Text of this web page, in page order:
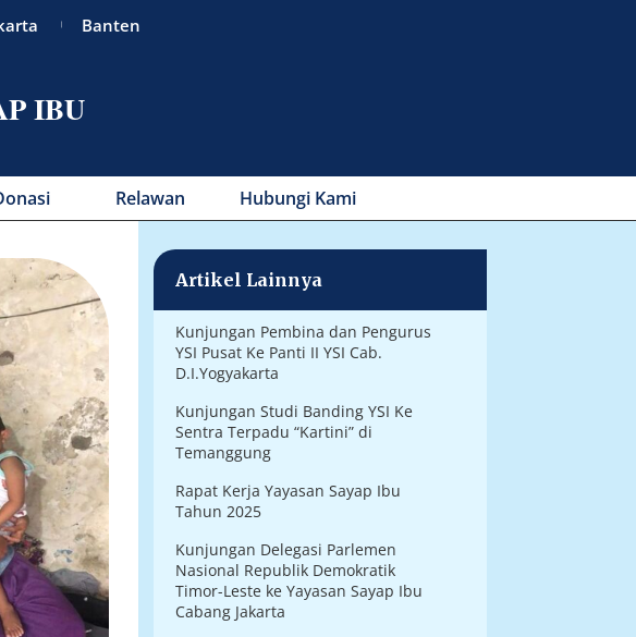
Banten
IBU
Relawan Hubungi Kami
Artikel Lainnya
Kunjungan Pembina dan Pengurus
YSI Pusat Ke Panti II YSI Cab.
D.I.Yogyakarta
Kunjungan Studi Banding YSI Ke
Sentra Terpadu “Kartini” di
Temanggung
Rapat Kerja Yayasan Sayap Ibu
Tahun 2025
Kunjungan Delegasi Parlemen
Nasional Republik Demokratik
Timor-Leste ke Yayasan Sayap Ibu
Cabang Jakarta